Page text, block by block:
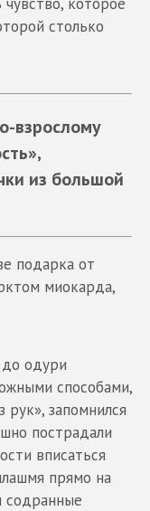
столько
взрослому
из большой
подарка от
миокарда,
одури
способами,
запомнился
пострадали
вписаться
прямо на
содранные